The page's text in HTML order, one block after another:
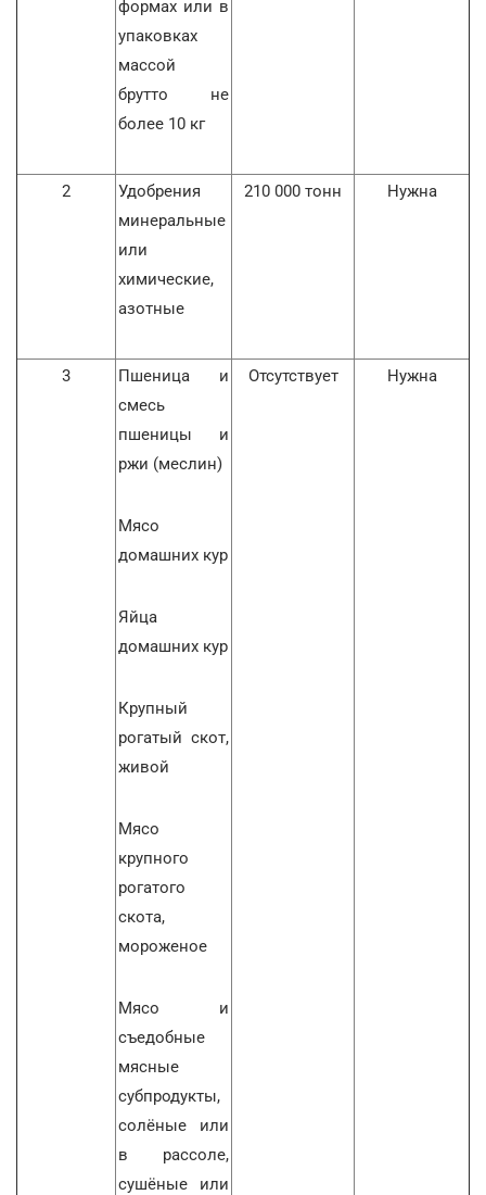
формах или в
упаковках
массой
брутто не
более 10 кг
2
Удобрения
минеральные
или
химические,
азотные
210 000 тонн Нужна
3
Пшеница и
смесь
пшеницы и
ржи (меслин)
Мясо
домашних кур
Яйца
домашних кур
Крупный
рогатый скот,
живой
Мясо
крупного
рогатого
скота,
мороженое
Мясо и
съедобные
мясные
субпродукты,
солёные или
в рассоле,
сушёные или
Отсутствует Нужна